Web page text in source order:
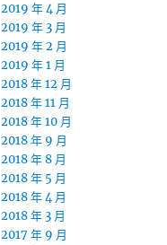
2019 年 4 月
2019 年 3 月
2019 年 2 月
2019 年 1 月
2018 年 12 月
2018 年 11 月
2018 年 10 月
2018 年 9 月
2018 年 8 月
2018 年 5 月
2018 年 4 月
2018 年 3 月
2017 年 9 月